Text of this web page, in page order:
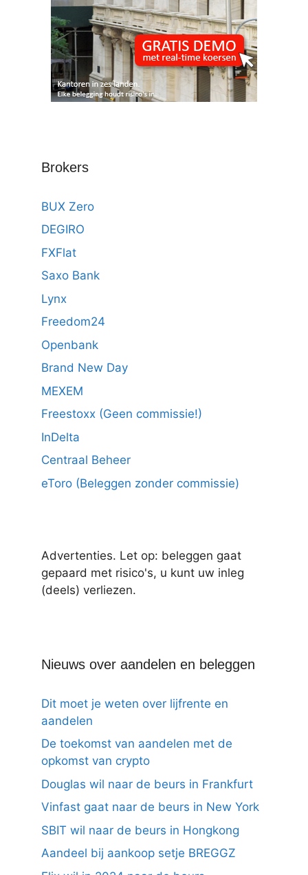
Brokers
BUX Zero
DEGIRO
FXFlat
Saxo Bank
Lynx
Freedom24
Openbank
Brand New Day
MEXEM
Freestoxx (Geen commissie!)
InDelta
Centraal Beheer
eToro (Beleggen zonder commissie)
Advertenties. Let op: beleggen gaat
gepaard met risico's, u kunt uw inleg
(deels) verliezen.
Nieuws over aandelen en beleggen
Dit moet je weten over lijfrente en
aandelen
De toekomst van aandelen met de
opkomst van crypto
Douglas wil naar de beurs in Frankfurt
Vinfast gaat naar de beurs in New York
SBIT wil naar de beurs in Hongkong
Aandeel bij aankoop setje BREGGZ